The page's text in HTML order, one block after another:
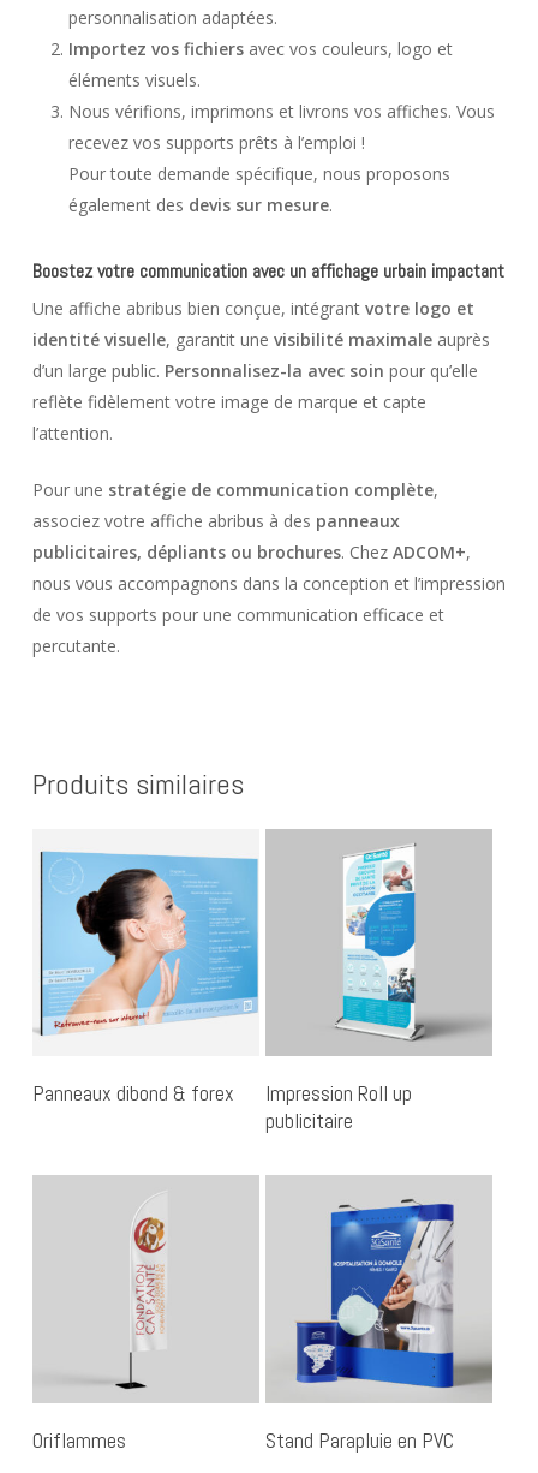
personnalisation adaptées.
Importez vos fichiersavec vos couleurs, logo et
éléments visuels.
Nous vérifions, imprimons et livrons vos affiches. Vous
recevez vos supports prêts à l’emploi !
Pour toute demande spécifique, nous proposons
également des devis sur mesure.
Boostez votre communication avec un affichage urbain impactant
Une affiche abribus bien conçue, intégrant votre logo et
identité visuelle, garantit une visibilité maximaleauprès
d’un large public. Personnalisez-la avec soin pour qu’elle
reflète fidèlement votre image de marque et capte
l’attention.
Pour une stratégie de communication complète,
associez votre affiche abribus à des panneaux
publicitaires, dépliants ou brochures. Chez ADCOM+,
nous vous accompagnons dans la conception et l’impression
de vos supports pour une communication efficace et
percutante.
Produits similaires
Ajouter Au Devis
Panneaux dibond & forex Select Options
Impression Roll up
publicitaire
Oriflammes Stand Parapluie en PVC